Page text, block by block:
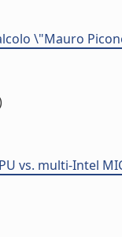
\"Mauro
vs. multi-Intel